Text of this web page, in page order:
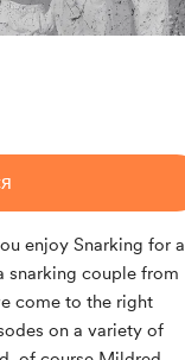
enjoy Snarking for a
snarking couple from
come to the right
on a variety of